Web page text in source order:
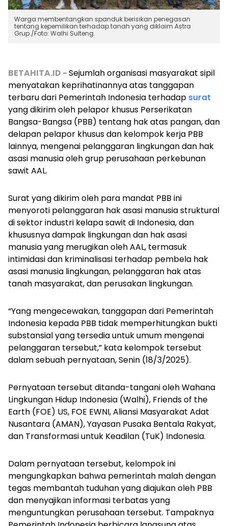
Warga membentangkan spanduk berisikan penegasan
tentang kepemilikan terhadap tanah yang diklaim Astra
Grup./Foto: Walhi Sulteng.
BETAHITA.ID -Sejumlah organisasi masyarakat sipil
menyatakan keprihatinannya atas tanggapan
terbaru dari Pemerintah Indonesia terhadap surat
yang dikirim oleh pelapor khusus Perserikatan
Bangsa-Bangsa (PBB) tentang hak atas pangan, dan
delapan pelapor khusus dan kelompok kerja PBB
lainnya, mengenai pelanggaran lingkungan dan hak
asasi manusia oleh grup perusahaan perkebunan
sawit AAL.
Surat yang dikirim oleh para mandat PBB ini
menyoroti pelanggaran hak asasi manusia struktural
di sektor industri kelapa sawit di Indonesia, dan
khususnya dampak lingkungan dan hak asasi
manusia yang merugikan oleh AAL, termasuk
intimidasi dan kriminalisasi terhadap pembela hak
asasi manusia lingkungan, pelanggaran hak atas
tanah masyarakat, dan perusakan lingkungan.
“Yang mengecewakan, tanggapan dari Pemerintah
Indonesia kepada PBB tidak memperhitungkan bukti
substansial yang tersedia untuk umum mengenai
pelanggaran tersebut,” kata kelompok tersebut
dalam sebuah pernyataan, Senin (18/3/2025).
Pernyataan tersebut ditanda-tangani oleh Wahana
Lingkungan Hidup Indonesia (Walhi), Friends of the
Earth (FOE) US, FOE EWNI, Aliansi Masyarakat Adat
Nusantara (AMAN), Yayasan Pusaka Bentala Rakyat,
dan Transformasi untuk Keadilan (TuK) Indonesia.
Dalam pernyataan tersebut, kelompok ini
mengungkapkan bahwa pemerintah malah dengan
tegas membantah tuduhan yang diajukan oleh PBB
dan menyajikan informasi terbatas yang
menguntungkan perusahaan tersebut. Tampaknya